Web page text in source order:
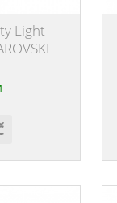
Light